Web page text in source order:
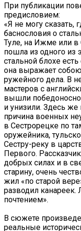
При публикации
предисловием:
«Я не могу сказать,
баснословия о
Туле, на Ижме или в
пошла из одного из
стальной блохе
она выражает собою
ружейного дела. В
мастеров с
вышли
и унизили. Здесь же
причина военных
в Сестрорецке по
оружейника,
Сестру-реку в
Первого.
добрых силах и в
старину, очень
жил «по старой
разводил
почтением».
В сюжете
реальные